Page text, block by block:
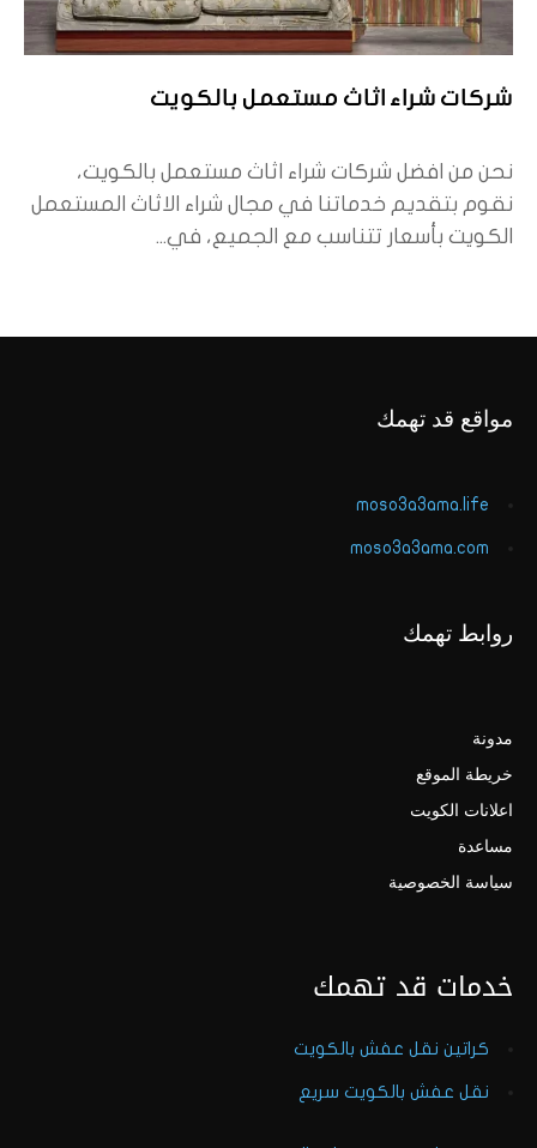
شركات شراء اثاث مستعمل بالكويت
نحن من افضل شركات شراء اثاث مستعمل بالكويت،
نقوم بتقديم خدماتنا في مجال شراء الاثاث المستعمل
الكويت بأسعار تتناسب مع الجميع، في...
مواقع قد تهمك
moso3a3ama.life
moso3a3ama.com
روابط تهمك
مدونة
خريطة الموقع
اعلانات الكويت
مساعدة
سياسة الخصوصية
خدمات قد تهمك
كراتين نقل عفش بالكويت
نقل عفش بالكويت سريع